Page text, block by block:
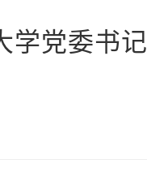
学党委书记